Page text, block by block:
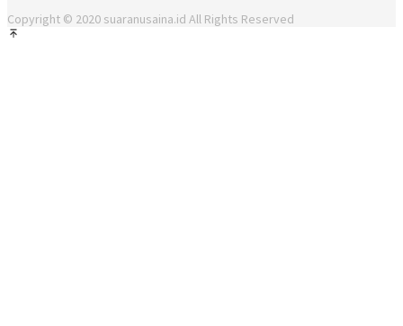
Copyright © 2020 suaranusaina.id All Rights Reserved